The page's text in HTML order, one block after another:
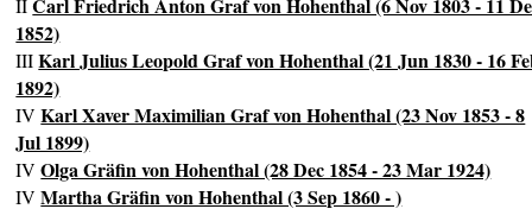
IICarl Friedrich Anton Graf von Hohenthal (6 Nov 1803 - 11
1852)
IIIKarl Julius Leopold Graf von Hohenthal (21 Jun 1830 - 16
1892)
IVKarl Xaver Maximilian Graf von Hohenthal (23 Nov 1853 - 8
Jul 1899)
IVOlga Gräfin von Hohenthal (28 Dec 1854 - 23 Mar 1924)
IVMartha Gräfin von Hohenthal (3 Sep 1860 - )